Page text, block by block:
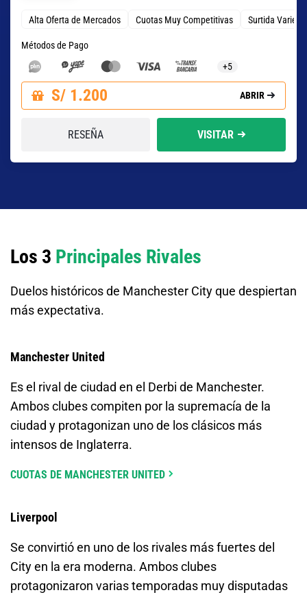
Alta Oferta de Mercados Cuotas Muy Competitivas Surtida
Métodos de Pago
+5
S/ 1.200 ABRIR
RESEÑA VISITAR
Los 3 Principales Rivales
Duelos históricos de Manchester City que despiertan
más expectativa.
Manchester United
Es el rival de ciudad en el Derbi de Manchester.
Ambos clubes compiten por la supremacía de la
ciudad y protagonizan uno de los clásicos más
intensos de Inglaterra.
CUOTAS DE MANCHESTER UNITED
Liverpool
Se convirtió en uno de los rivales más fuertes del
City en la era moderna. Ambos clubes
protagonizaron varias temporadas muy disputadas